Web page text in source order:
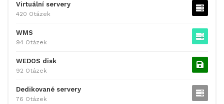
Virtuální servery
420 Otázek
WMS
94 Otázek
WEDOS disk
92 Otázek
Dedikované servery
76 Otázek